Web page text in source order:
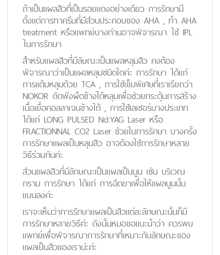
ถ้าเป็นแผลสิวที่เป็นรอยแดงอย่างเดียว การรักษามี
ตั้งแต่การทาครีมที่มีส่วนประกอบของ AHA , ทำ AHA
treatment หรือแพทย์บางท่านอาจพิจารณา ใช้ IPL
ในการรักษา
สำหรับแผลสิวที่มีลัษณะเป็นแผลหลุมสิว คงต้อง
พิจารณาว่าเป็นแผลหลุมชนิดใดค่ะ การรักษา ได้แก่
การแต้มหลุมด้วย TCA , การใช้เข็มพิเศษที่เราเรียกว่า
NOKOR ตัดพังผืดข้างใต้หลุมเพื่อช่วยกระตุ้นการสร้าง
เนื้อเยื่อคอลลาเจนข้างใต้ , การใช้เลเซอร์บางประเภท
ได้แก่ LONG PULSED Nd:YAG Laser หรือ
FRACTIONNAL CO2 Laser ช่วยในการรักษา บางครั้ง
การรักษาแผลเป็นหลุมสิว อาจต้องใช้การรักษาหลาย
วิธีร่วมกันค่ะ
ส่วนแผลสิวที่มีลักษณะเป็นแผลเป็นนูน เช่น บริเวณ
กราม การรักษา ได้แก่ การฉีดยาเพื่อให้แผลนูนนั้น
แบนลงค่ะ
เราจะเห็นว่าการรักษาแผลเป็นสิวแต่ละลักษณะนั้นก็มี
การรักษาหลายวิธีค่ะ ดังนั้นหมอขอแนะนำว่า ควรพบ
แพทย์เพื่อพิจารณาการรักษาที่เหมาะกับลักษณะของ
แผลเป็นสิวของเราน่ะค่ะ